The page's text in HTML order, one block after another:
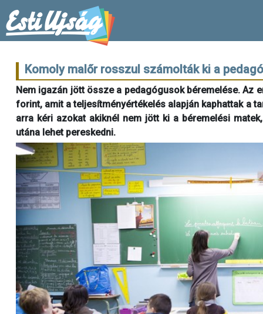
Komoly malőr rosszul számolták ki a
Nem igazán jött össze a pedagógusok béremelése. Az
forint, amit a teljesítményértékelés alapján kaphattak a
arra kéri azokat akiknél nem jött ki a béremelési
utána lehet pereskedni.